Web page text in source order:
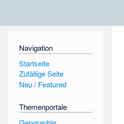
Navigation
Startseite
Zufällige Seite
Neu / Featured
Themenportale